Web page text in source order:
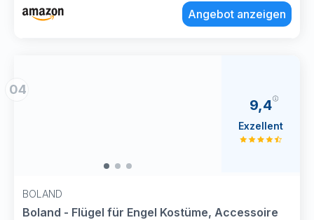
Angebot anzeigen
04
BOLAND
Boland - Flügel für Engel Kostüme, Accessoire
9,4
Exzellent